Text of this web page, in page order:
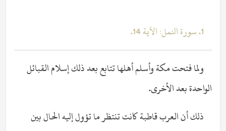
1. سورة النمل: الآية 14.
ولما فتحت مكة وأسلم أهلها تتابع بعد ذلك إسلام القبائل
الواحدة بعد الأخرى.
ذلك أن العرب قاطبة كانت تنتظر ما تؤول إليه الحال بين